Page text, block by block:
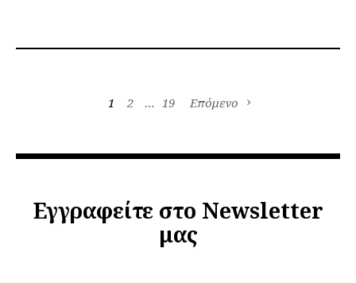
1 2 … 19 Επόμενο
Εγγραφείτε στο Newsletter
μας